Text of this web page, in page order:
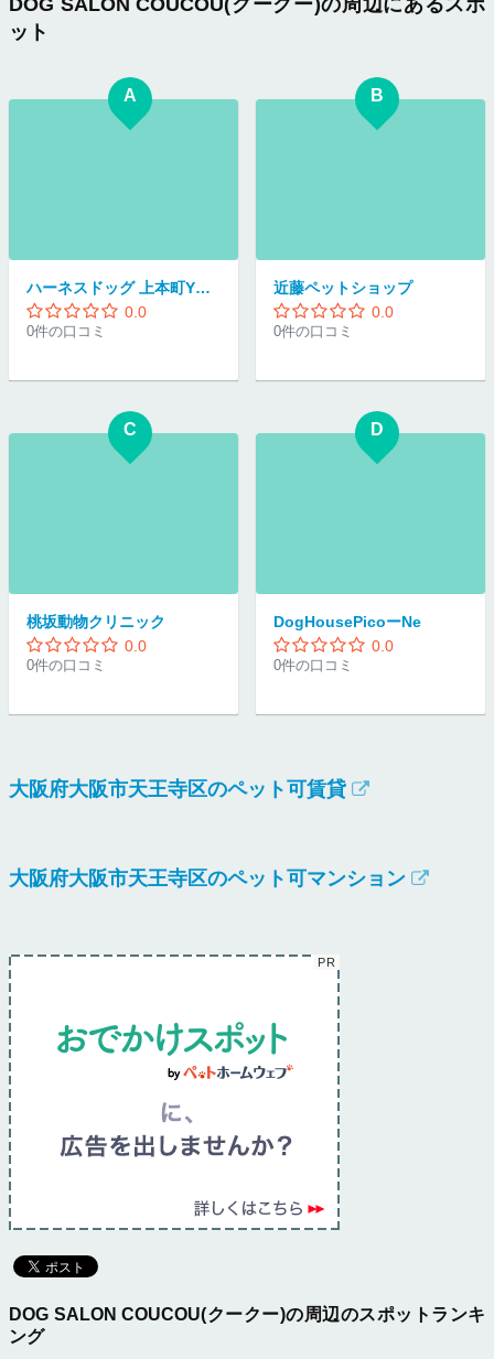
DOG SALON COUCOU(クークー)の周辺にあるスポ
ット
A
ハーネスドッグ 上本町YUFURA店
0.0
0件の口コミ
B
近藤ペットショップ
0.0
0件の口コミ
C
桃坂動物クリニック
0.0
0件の口コミ
D
DogHousePicoーNe
0.0
0件の口コミ
大阪府大阪市天王寺区のペット可賃貸
大阪府大阪市天王寺区のペット可マンション
DOG SALON COUCOU(クークー)の周辺のスポットランキ
ング